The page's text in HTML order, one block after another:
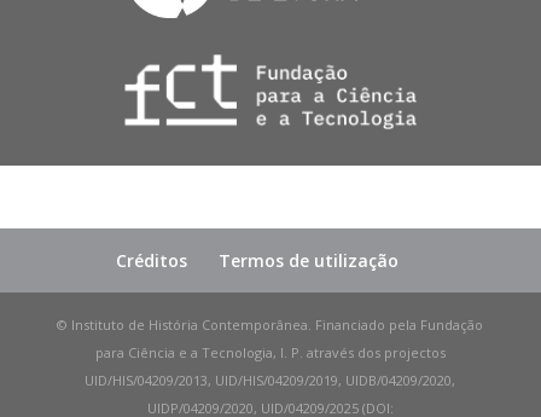
Créditos Termos de utilização
© Instituto de História Contemporânea. Financiado pela Fundação
para Ciência e a Tecnologia, I. P. através dos projectos
UID/HIS/04209/2013, UID/HIS/04209/2019, UIDB/04209/2020,
UIDP/04209/2020, UID/04209/2025 (DOI: